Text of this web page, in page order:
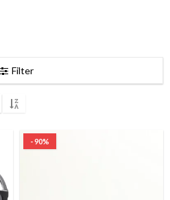
Filter
- 90%